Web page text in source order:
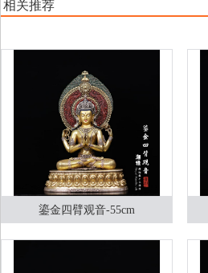
相关推荐
鎏金四臂观音-55cm